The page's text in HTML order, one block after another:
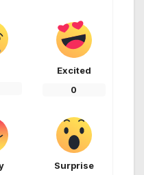
Excited
0
Surprise